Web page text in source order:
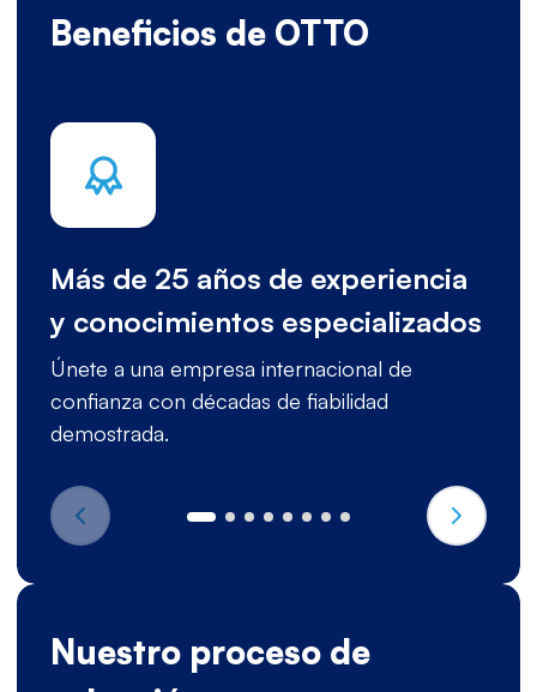
Beneficios de OTTO
Más de 25 años de experiencia
y conocimientos especializados
Únete a una empresa internacional de
confianza con décadas de fiabilidad
demostrada.
Nuestro proceso de